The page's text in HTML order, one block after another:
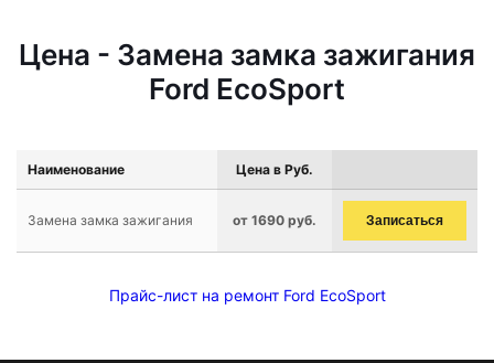
Цена - Замена замка зажигания
Ford EcoSport
Наименование Цена в Руб.
Замена замка зажигания от 1690 руб. Записаться
Прайс-лист на ремонт Ford EcoSport